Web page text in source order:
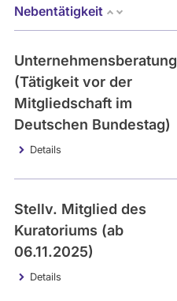
Kandidaturen
werden
nicht
berücksichtigt.
Kategorie
- Alle -
Themen
Einkommen
- Alle -
Interval
- Alle -
Nebentätigkeit
Unternehmensberatung
(Tätigkeit vor der
Mitgliedschaft im
Deutschen Bundestag)
Details
Stellv. Mitglied des
Kuratoriums (ab
06.11.2025)
Details